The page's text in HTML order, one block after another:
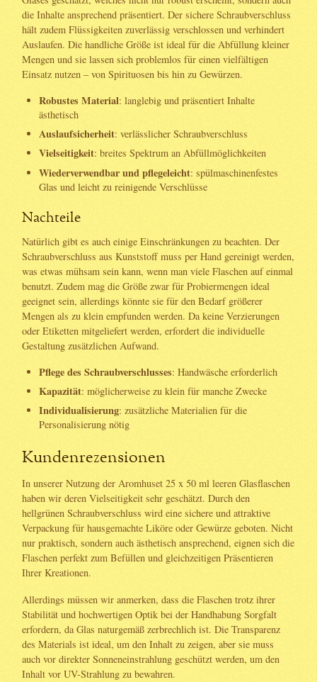
die Inhalte ansprechend präsentiert. Der sichere Schraubverschluss
hält zudem Flüssigkeiten zuverlässig verschlossen und verhindert
Auslaufen. Die handliche Größe ist ideal für die Abfüllung kleiner
Mengen und sie lassen sich problemlos für einen vielfältigen
Einsatz nutzen – von Spirituosen bis hin zu Gewürzen.
Robustes Material: langlebig und präsentiert Inhalte
ästhetisch
Auslaufsicherheit: verlässlicher Schraubverschluss
Vielseitigkeit: breites Spektrum an Abfüllmöglichkeiten
Wiederverwendbar und pflegeleicht: spülmaschinenfestes
Glas und leicht zu reinigende Verschlüsse
Nachteile
Natürlich gibt es auch einige Einschränkungen zu beachten. Der
Schraubverschluss aus Kunststoff muss per Hand gereinigt werden,
was etwas mühsam sein kann, wenn man viele Flaschen auf einmal
benutzt. Zudem mag die Größe zwar für Probiermengen ideal
geeignet sein, allerdings könnte sie für den Bedarf größerer
Mengen als zu klein empfunden werden. Da keine Verzierungen
oder Etiketten mitgeliefert werden, erfordert die individuelle
Gestaltung zusätzlichen Aufwand.
Pflege des Schraubverschlusses: Handwäsche erforderlich
Kapazität: möglicherweise zu klein für manche Zwecke
Individualisierung: zusätzliche Materialien für die
Personalisierung nötig
Kundenrezensionen
In unserer Nutzung der Aromhuset 25 x 50 ml leeren Glasflaschen
haben wir deren Vielseitigkeit sehr geschätzt. Durch den
hellgrünen Schraubverschluss wird eine sichere und attraktive
Verpackung für hausgemachte Liköre oder Gewürze geboten. Nicht
nur praktisch, sondern auch ästhetisch ansprechend, eignen sich die
Flaschen perfekt zum Befüllen und gleichzeitigen Präsentieren
Ihrer Kreationen.
Allerdings müssen wir anmerken, dass die Flaschen trotz ihrer
Stabilität und hochwertigen Optik bei der Handhabung Sorgfalt
erfordern, da Glas naturgemäß zerbrechlich ist. Die Transparenz
des Materials ist ideal, um den Inhalt zu zeigen, aber sie muss
auch vor direkter Sonneneinstrahlung geschützt werden, um den
Inhalt vor UV-Strahlung zu bewahren.